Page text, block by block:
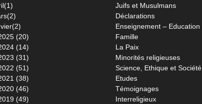
(20)
(14)
(31)
(51)
(38)
(46)
(49)
Juifs et Musulmans
Déclarations
Enseignement – Education
Famille
La Paix
Minorités religieuses
Science, Ethique et Société
Etudes
Témoignages
Interreligieux